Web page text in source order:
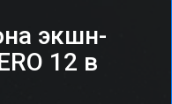
экшн-
12 в